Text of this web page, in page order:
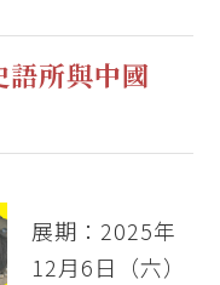
語所與中國
展期：2025年
12月6日（六）